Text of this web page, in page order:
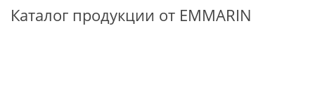
Каталог продукции от EMMARIN